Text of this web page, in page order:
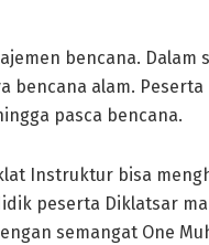
bencana. Dalam
bencana alam.
pasca bencana.
Instruktur bisa
peserta Diklatsar
semangat One